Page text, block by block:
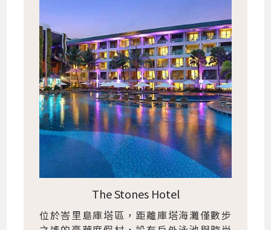
The Stones Hotel
位於峇里島庫塔區，距離庫塔海灘僅數步